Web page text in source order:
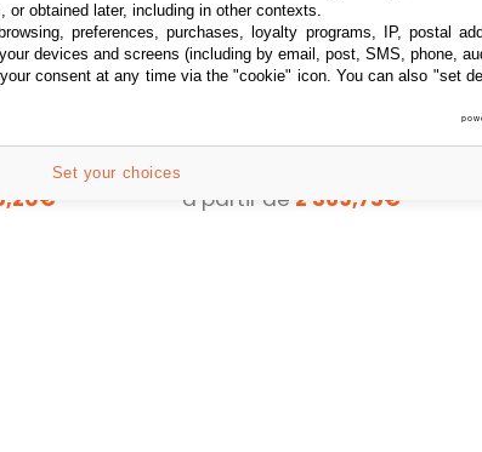
Marantz SACD 30N
Silver
à partir de 2 369,75€
obtained later, including in other contexts.
preferences, purchases, loyalty programs, IP, postal
devices and screens (including by email, post, SMS, phone,
consent at any time via the "cookie" icon. You can also "set
Set your choices